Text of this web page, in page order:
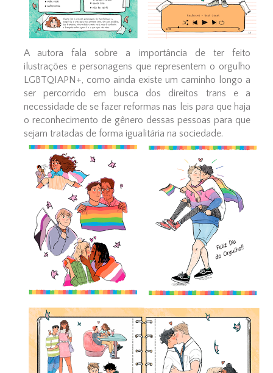
A autora fala sobre a importância de ter feito
ilustrações e personagens que representem o orgulho
LGBTQIAPN+, como ainda existe um caminho longo a
ser percorrido em busca dos direitos trans e a
necessidade de se fazer reformas nas leis para que haja
o reconhecimento de gênero dessas pessoas para que
sejam tratadas de forma igualitária na sociedade.